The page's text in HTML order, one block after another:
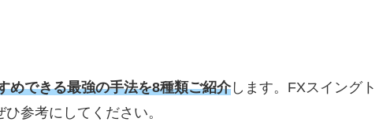
めできる最強の手法を8種類ご紹介します。 FXスイングト
参考にしてください。